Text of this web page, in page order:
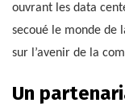
ouvrant les data
secoué le monde de
sur l’avenir de la
Un